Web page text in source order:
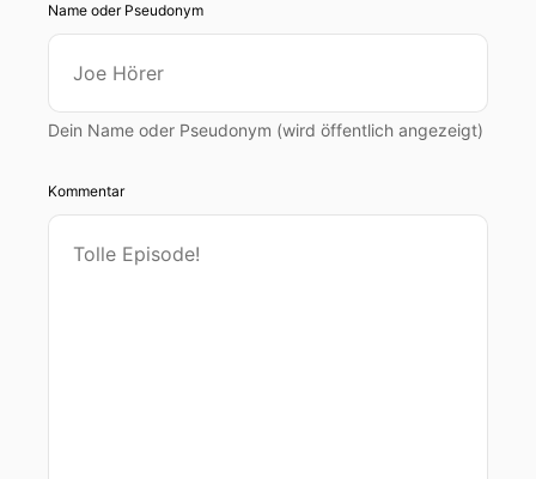
Name oder Pseudonym
Dein Name oder Pseudonym (wird öffentlich angezeigt)
Kommentar